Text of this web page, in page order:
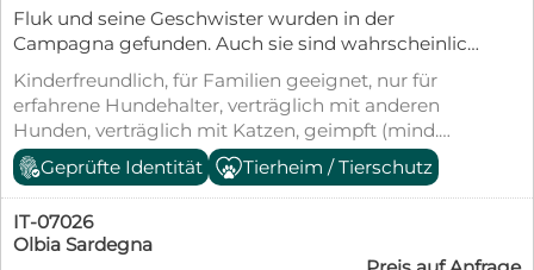
Fluk und seine Geschwister wurden in der
Campagna gefunden. Auch sie sind wahrscheinlich
Nachkommen von den Hunden der Landwirte oder
Schäfer, die Kastration noch belächeln und Babies
lieber irgendwo aussetzen. Fluk und seine
Geschwister konnten gerettet werden. Man fand
zuerst 3 Welpen und am nächsten Tag wurden
noch 2 gefunden. Zuerst mussten sie in
Quarantäne, aber jetzt, wo sie durchgeimpft sind,
sind sie bereit für ihre Familien. Sie sehen sich alle
Kinderfreundlich, für Familien geeignet, nur für
erfahrene Hundehalter, verträglich mit anderen
Hunden, verträglich mit Katzen, geimpft (mind.
Pflichtimpfungen), entwurmt, gechipt, mit EU-
Heimtierausweis, aus dem Tierheim, Welpenwurf,
Tierschutzgesetz §11
Geprüfte Identität Tierheim / Tierschutz
IT-07026
Olbia Sardegna